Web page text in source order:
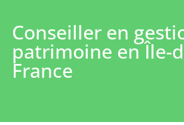
Conseiller en
patrimoine en Île-
France